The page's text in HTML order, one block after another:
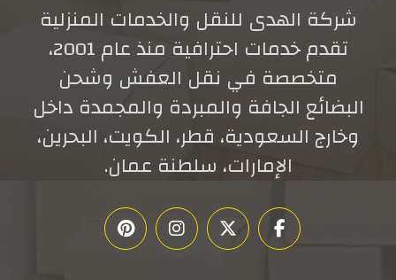
شركة الهدى للنقل والخدمات المنزلية
تقدم خدمات احترافية منذ عام 2001،
متخصصة في نقل العفش وشحن
البضائع الجافة والمبردة والمجمدة داخل
وخارج السعودية، قطر، الكويت، البحرين،
الإمارات، سلطنة عمان.